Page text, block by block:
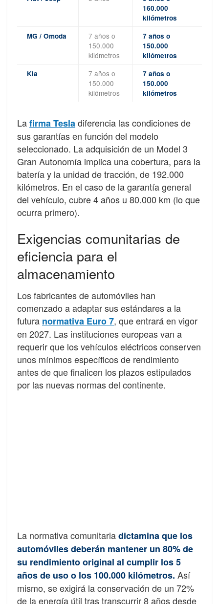
160.000
kilómetros
MG / Omoda
7 años o
150.000
kilómetros
7 años o
150.000
kilómetros
Kia
7 años o
150.000
kilómetros
7 años o
150.000
kilómetros
Lafirma Tesladiferencia las condiciones de
sus garantías en función del modelo
seleccionado. La adquisición de un Model 3
Gran Autonomía implica una cobertura, para la
batería y la unidad de tracción, de 192.000
kilómetros. En el caso de la garantía general
del vehículo, cubre 4 años u 80.000 km (lo que
ocurra primero).
Exigencias comunitarias de
eficiencia para el
almacenamiento
Los fabricantes de automóviles han
comenzado a adaptar sus estándares a la
futura normativa Euro 7, que entrará en vigor
en 2027. Las instituciones europeas van a
requerir que los vehículos eléctricos conserven
unos mínimos específicos de rendimiento
antes de que finalicen los plazos estipulados
por las nuevas normas del continente.
La normativa comunitariadictamina que los
automóviles deberán mantener un 80% de
su rendimiento original al cumplir los 5
años de uso o los 100.000 kilómetros. Así
mismo, se exigirá la conservación de un 72%
de la energía útil tras transcurrir 8 años desde